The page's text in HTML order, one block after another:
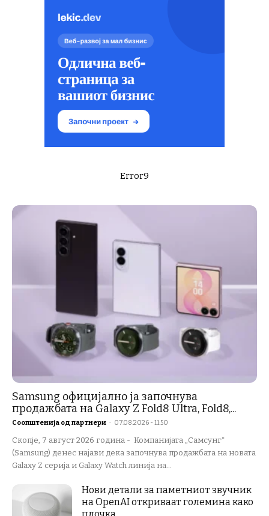
Error9
Samsung официјално ја започнува
продажбата на Galaxy Z Fold8 Ultra, Fold8,...
Соопштенија од партнери - 07.08.2026 - 11:50
Скопје, 7 август 2026 година - Компанијата „Самсунг“
(Samsung) денес најави дека започнува продажбата на новата
Galaxy Z серија и Galaxy Watch линија на...
Нови детали за паметниот звучник
на OpenAI откриваат големина како
плочка...